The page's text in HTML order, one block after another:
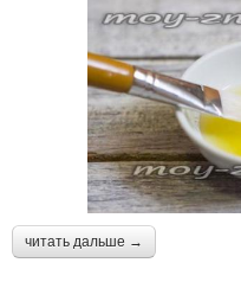
читать дальше →